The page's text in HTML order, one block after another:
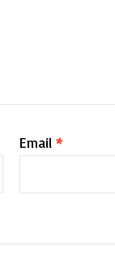
Email *